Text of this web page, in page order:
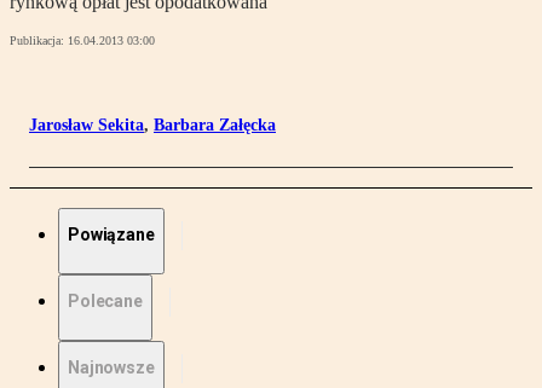
Publikacja: 16.04.2013 03:00
Jarosław Sekita, Barbara Załęcka
Powiązane
Polecane
Najnowsze